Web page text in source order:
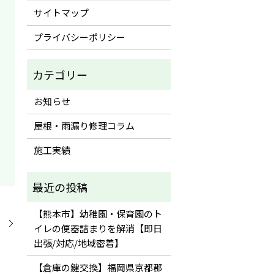
サイトマップ
プライバシーポリシー
お知らせ
屋根・雨漏り修理コラム
施工実績
【熊本市】幼稚園・保育園のト
イレの便器詰まりを解消【即日
出張/対応/地域密着】
【倉庫の鍵交換】福岡県京都郡